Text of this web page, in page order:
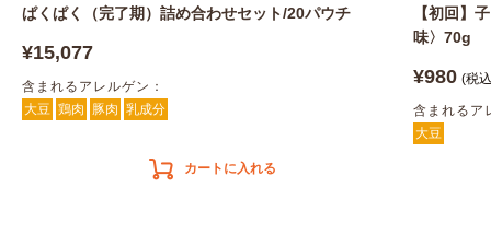
ぱくぱく（完了期）詰め合わせセット/20パウチ
¥15,077
含まれるアレルゲン：
大豆 鶏肉 豚肉 乳成分
カートに入れる
【初回】
味〉70g
¥980 (税
含まれるア
大豆